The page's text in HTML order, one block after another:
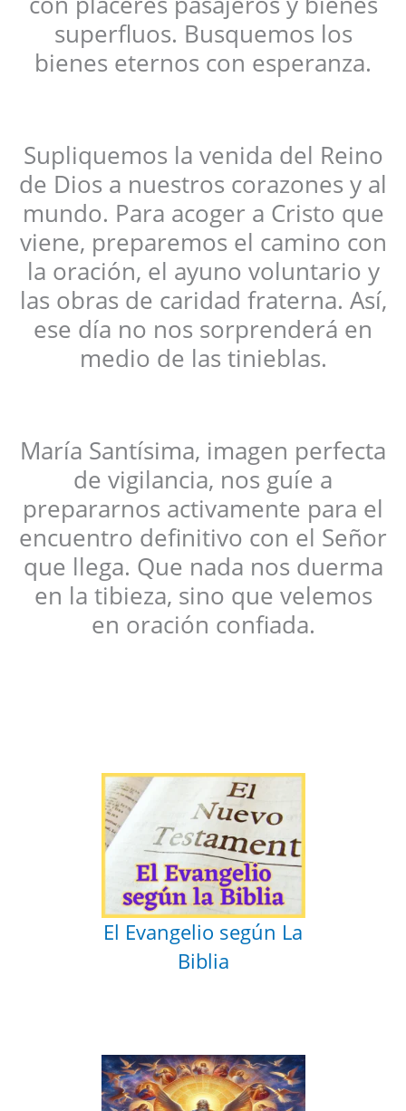
superfluos. Busquemos los
bienes eternos con esperanza.
Supliquemos la venida del Reino
de Dios a nuestros corazones y al
mundo. Para acoger a Cristo que
viene, preparemos el camino con
la oración, el ayuno voluntario y
las obras de caridad fraterna. Así,
ese día no nos sorprenderá en
medio de las tinieblas.
María Santísima, imagen perfecta
de vigilancia, nos guíe a
prepararnos activamente para el
encuentro definitivo con el Señor
que llega. Que nada nos duerma
en la tibieza, sino que velemos
en oración confiada.
El Evangelio según La
Biblia